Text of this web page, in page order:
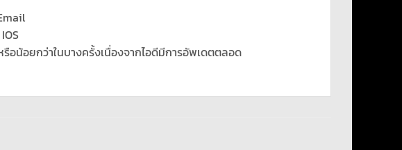
อน้อยกว่าในบางครั้งเนื่องจากไอดีมีการอัพเดตตลอด